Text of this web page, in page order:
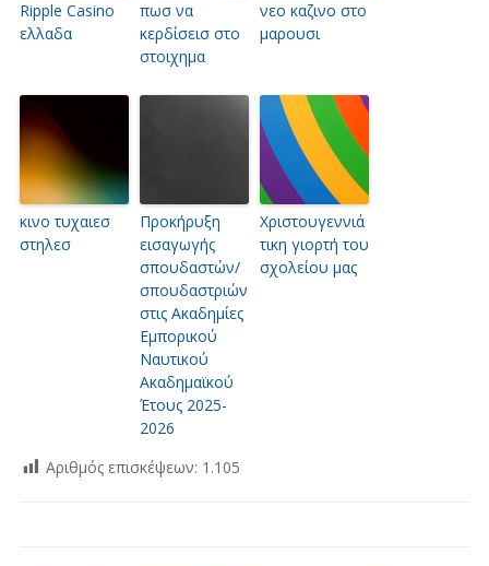
Ripple Casino
ελλαδα
πωσ να
κερδίσεισ στο
στοιχημα
νεο καζινο στο
μαρουσι
κινο τυχαιεσ
στηλεσ
Προκήρυξη
εισαγωγής
σπουδαστών/
σπουδαστριών
στις Ακαδημίες
Εμπορικού
Ναυτικού
Ακαδημαϊκού
Έτους 2025-
2026
Χριστουγεννιά
τικη γιορτή του
σχολείου μας
Αριθμός επισκέψεων: 1.105